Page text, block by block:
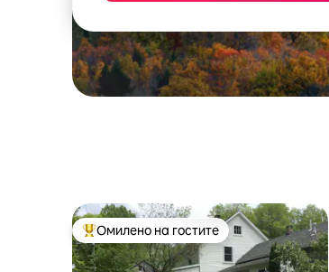
Меѓу најуспешните „Омилени на гостите“
Омилено на гостите